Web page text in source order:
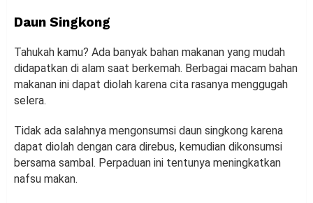
Daun Singkong
Tahukah kamu? Ada banyak bahan makanan yang mudah
didapatkan di alam saat berkemah. Berbagai macam bahan
makanan ini dapat diolah karena cita rasanya menggugah
selera.
Tidak ada salahnya mengonsumsi daun singkong karena
dapat diolah dengan cara direbus, kemudian dikonsumsi
bersama sambal. Perpaduan ini tentunya meningkatkan
nafsu makan.